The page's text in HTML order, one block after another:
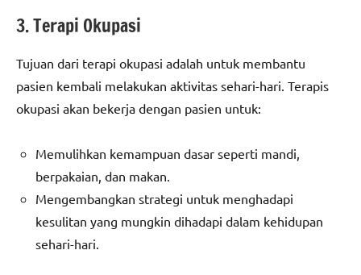
3. Terapi Okupasi
Tujuan dari terapi okupasi adalah untuk membantu
pasien kembali melakukan aktivitas sehari-hari. Terapis
okupasi akan bekerja dengan pasien untuk:
Memulihkan kemampuan dasar seperti mandi,
berpakaian, dan makan.
Mengembangkan strategi untuk menghadapi
kesulitan yang mungkin dihadapi dalam kehidupan
sehari-hari.